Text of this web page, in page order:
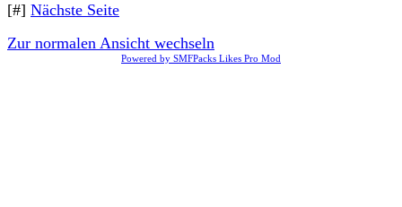
[#] Nächste Seite
Zur normalen Ansicht wechseln
Powered by SMFPacks Likes Pro Mod